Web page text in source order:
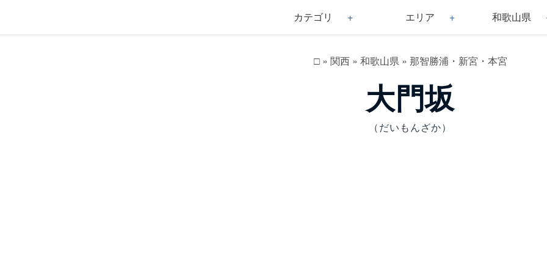
カテゴリ エリア 和歌山県
□» 関西» 和歌山県» 那智勝浦・新宮・本宮
大門坂
（だいもんざか）